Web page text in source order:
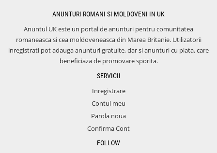
ANUNTURI ROMANI SI MOLDOVENI IN UK
Anuntul UK este un portal de anunturi pentru comunitatea
romaneasca si cea moldoveneasca din Marea Britanie. Utilizatorii
inregistrati pot adauga anunturi gratuite, dar si anunturi cu plata, care
beneficiaza de promovare sporita.
SERVICII
Inregistrare
Contul meu
Parola noua
Confirma Cont
FOLLOW